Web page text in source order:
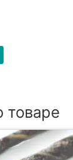
товаре